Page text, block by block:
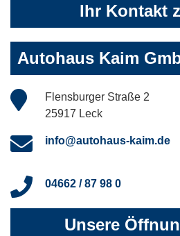
Ihr Kontakt
Autohaus Kaim
Flensburger Straße 2
25917 Leck
info@autohaus-kaim.de
04662 / 87 98 0
Unsere